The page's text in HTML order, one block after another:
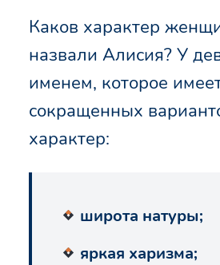
Каков характер
назвали Алисия? У
именем, которое
сокращенных
характер:
широта натуры;
яркая харизма;